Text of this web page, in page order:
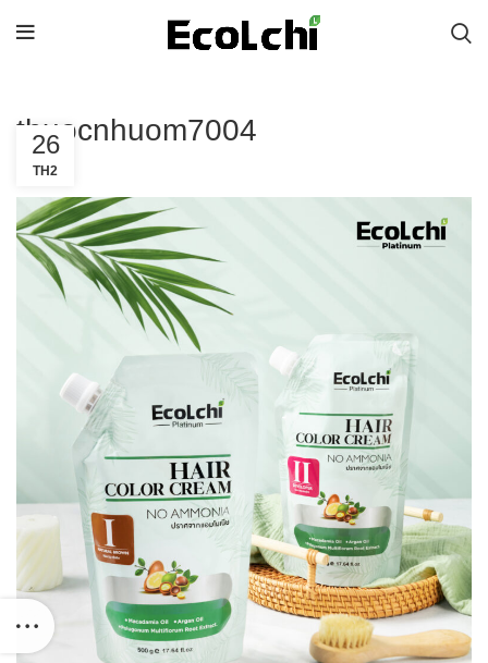
thuocnhuom7004
26
TH2